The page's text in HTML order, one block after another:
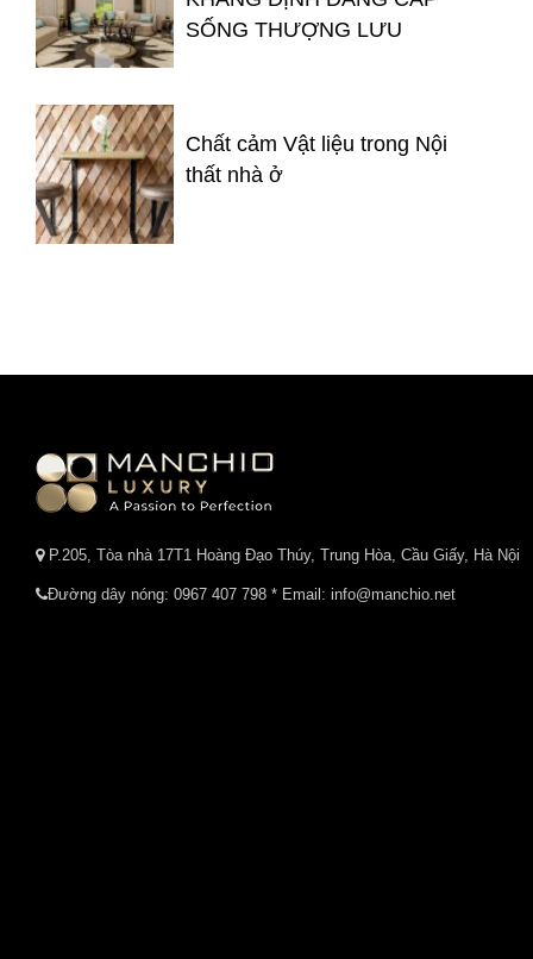
SỐNG THƯỢNG LƯU
Chất cảm Vật liệu trong Nội
thất nhà ở
P.205, Tòa nhà 17T1 Hoàng Đạo Thúy, Trung Hòa, Cầu Giấy, Hà Nội
Đường dây nóng: 0967 407 798 * Email: info@manchio.net